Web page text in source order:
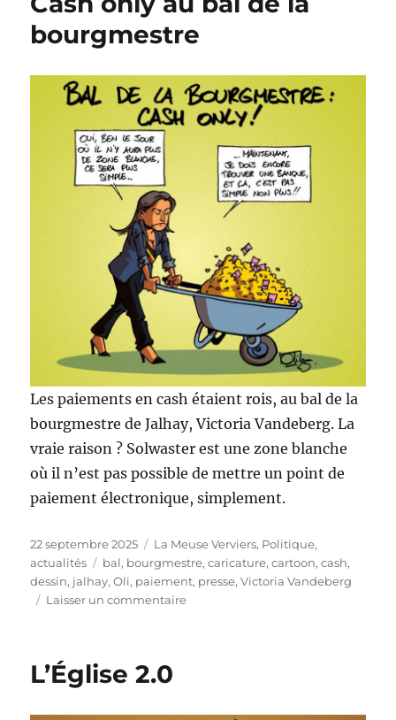
bourgmestre
Les paiements en cash étaient rois, au bal de la
bourgmestre de Jalhay, Victoria Vandeberg. La
vraie raison ? Solwaster est une zone blanche
où il n’est pas possible de mettre un point de
paiement électronique, simplement.
Publié
le
22 septembre 2025 Catégories
La Meuse Verviers, Politique,
actualités
Étiquettes
bal, bourgmestre,caricature,cartoon,cash,
dessin, jalhay,Oli, paiement, presse,Victoria Vandeberg
Laisser un commentairesur
L’Église 2.0